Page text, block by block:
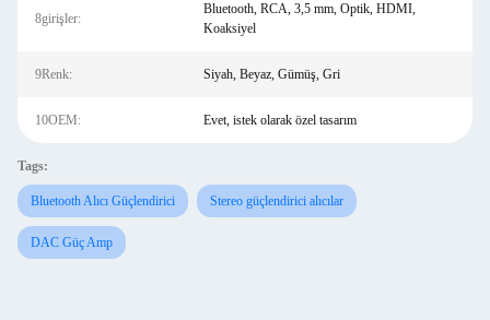
8girişler:
Bluetooth, RCA, 3,5 mm, Optik, HDMI,
Koaksiyel
9Renk: Siyah, Beyaz, Gümüş, Gri
10OEM: Evet, istek olarak özel tasarım
Tags:
Bluetooth Alıcı Güçlendirici Stereo güçlendirici alıcılar
DAC Güç Amp